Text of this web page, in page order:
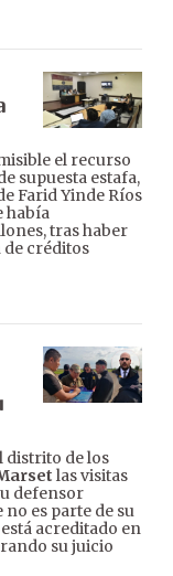
el recurso
supuesta estafa,
Farid Yinde Ríos
había
tras haber
créditos
distrito de los
las visitas
defensor
no es parte de su
acreditado en
su juicio